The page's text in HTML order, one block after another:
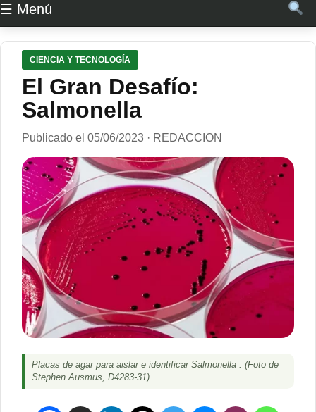
☰ Menú
CIENCIA Y TECNOLOGÍA
El Gran Desafío:
Salmonella
Publicado el 05/06/2023 · REDACCION
Placas de agar para aislar e identificar Salmonella . (Foto de
Stephen Ausmus, D4283-31)